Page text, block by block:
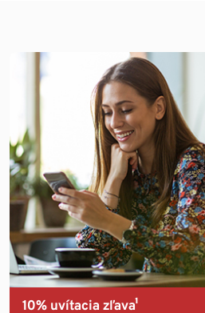
10% uvítacia zľava¹